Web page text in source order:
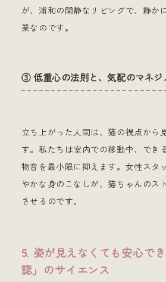
が、浦和の閑静なリビングで、静か
業なのです。
③ 低重心の法則と、気配のマネジ
立ち上がった人間は、猫の視点から
す。私たちは室内での移動中、でき
物音を最小限に抑えます。女性スタ
やかな身のこなしが、猫ちゃんのス
させるのです。
5. 姿が見えなくても安心で
認」のサイエンス